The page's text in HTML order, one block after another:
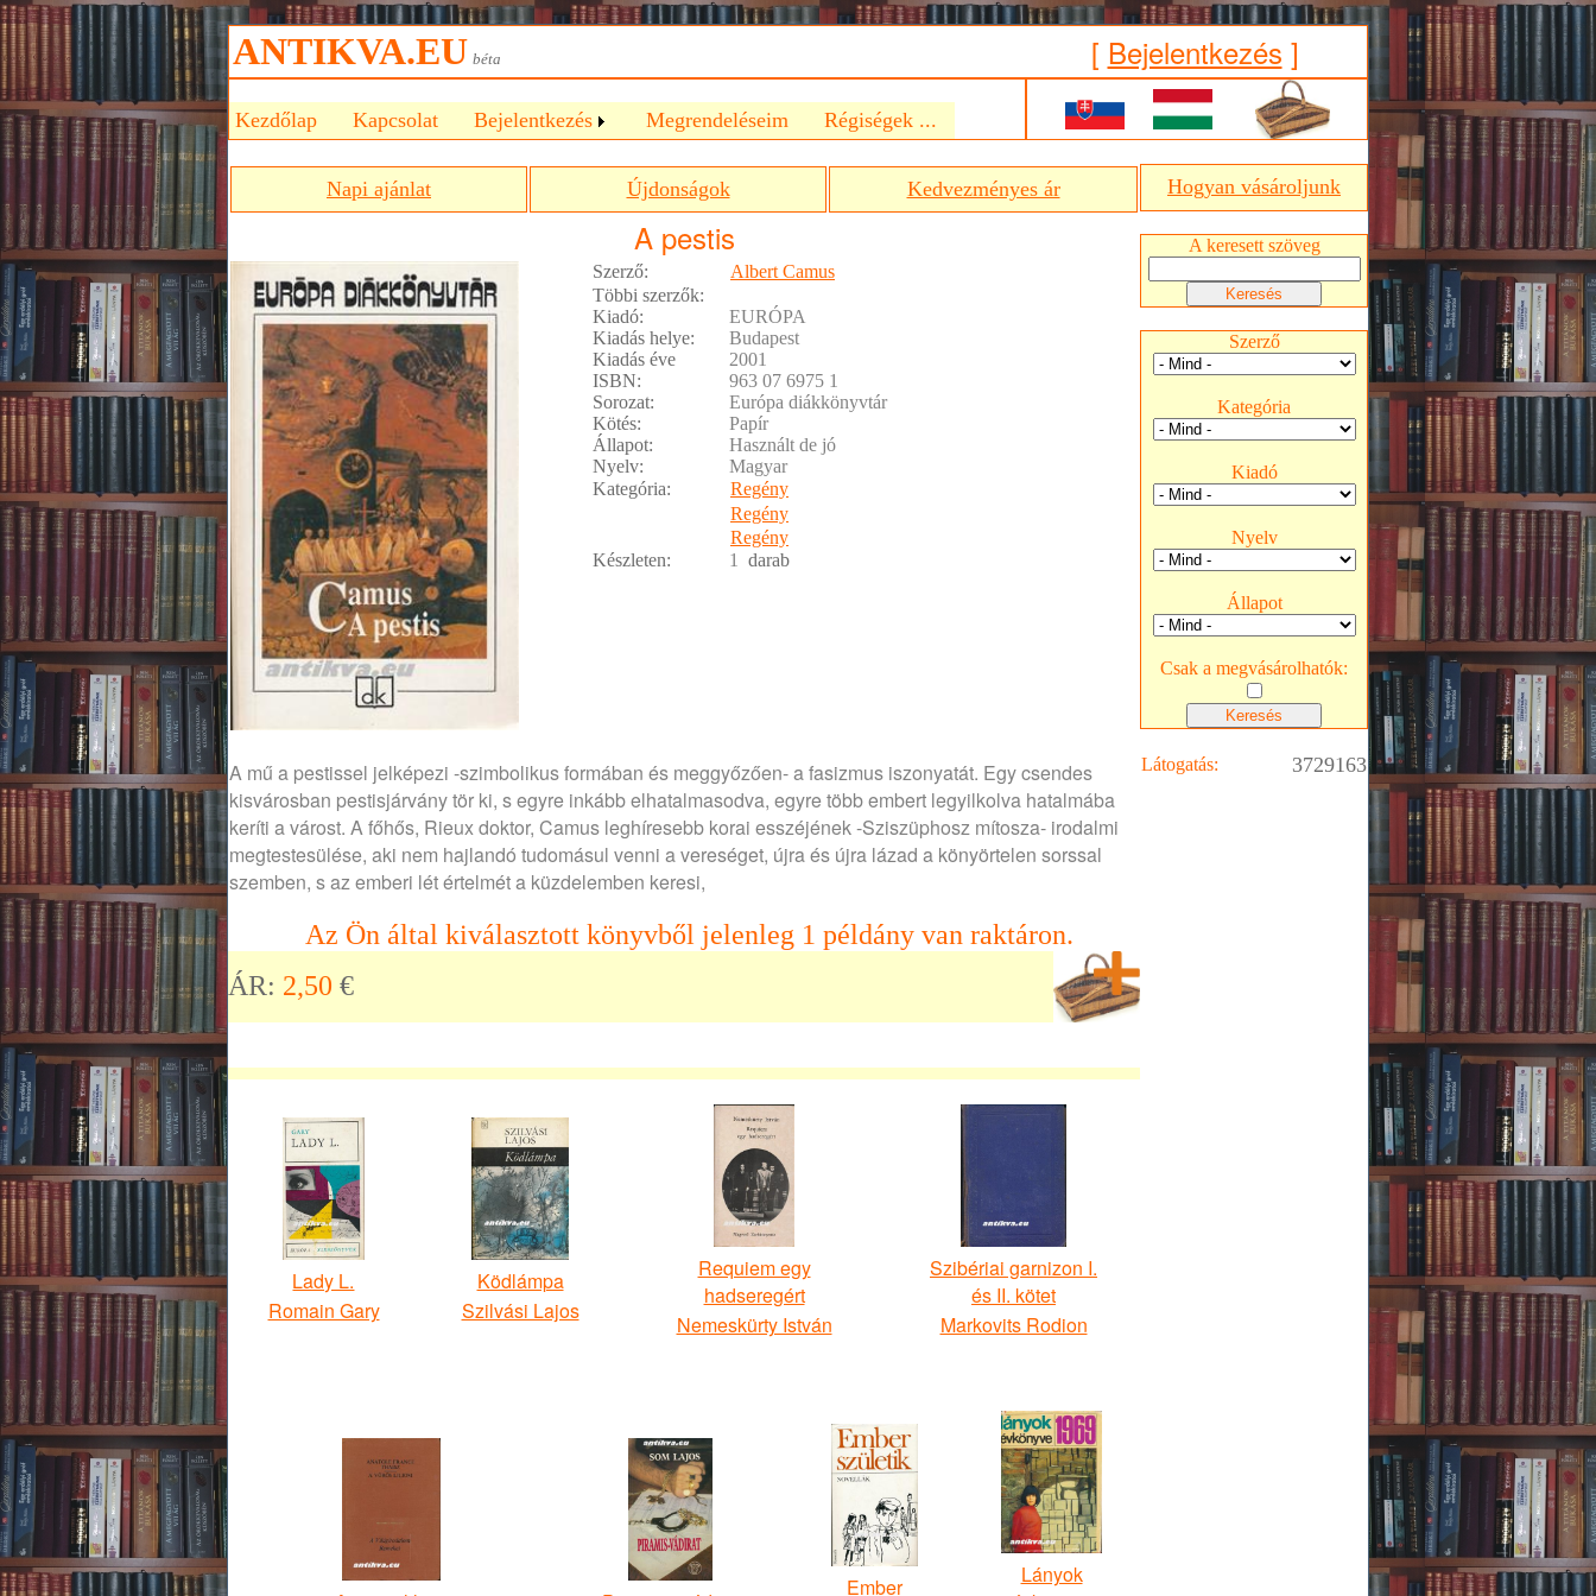
ANTIKVA.EU béta [ Bejelentkezés ]
Kezdőlap Kapcsolat Bejelentkezés Megrendeléseim Régiségek ...
Napi ajánlat Újdonságok Kedvezményes ár
A pestis
Szerző:
Albert Camus
Többi szerzők:
Kiadó:
EURÓPA
Kiadás helye:
Budapest
Kiadás éve
2001
ISBN:
963 07 6975 1
Sorozat:
Európa diákkönyvtár
Kötés:
Papír
Állapot:
Használt de jó
Nyelv:
Magyar
Kategória:
Regény
Regény
Regény
Készleten:
1 darab
A mű a pestissel jelképezi -szimbolikus formában és meggyőzően- a fasizmus iszonyatát. Egy csendes
kisvárosban pestisjárvány tör ki, s egyre inkább elhatalmasodva, egyre több embert legyilkolva hatalmába
keríti a várost. A főhős, Rieux doktor, Camus leghíresebb korai esszéjének -Sziszüphosz mítosza- irodalmi
megtestesülése, aki nem hajlandó tudomásul venni a vereséget, újra és újra lázad a könyörtelen sorssal
szemben, s az emberi lét értelmét a küzdelemben keresi,
Az Ön által kiválasztott könyvből jelenleg 1 példány van raktáron.
ÁR: 2,50 €
Lady L.
Romain Gary
Ködlámpa
Szilvási Lajos
Requiem egy
hadseregért
Nemeskürty István
Szibériai garnizon I.
és II. kötet
Markovits Rodion
Ember
Lányok
Hogyan vásároljunk
A keresett szöveg
Szerző
Kategória
Kiadó
Nyelv
Állapot
Csak a megvásárolhatók:
Látogatás: 3729163